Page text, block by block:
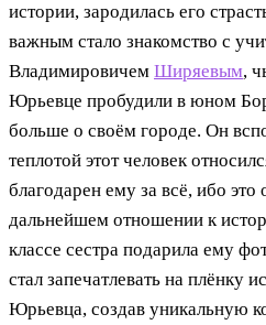
истории, зародилась его
важным стало знакомство с
Владимировичем Ширяевым,
Юрьевце пробудили в юном
больше о своём городе. Он
теплотой этот человек
благодарен ему за всё, ибо
дальнейшем отношении к
классе сестра подарила ему
стал запечатлевать на плёнку
Юрьевца, создав уникальную